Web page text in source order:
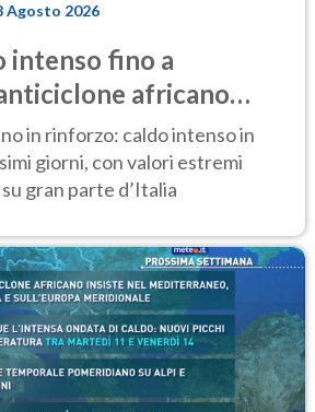
Agosto 2026
intenso fino a
africano
in rinforzo: caldo intenso in
giorni, con valori estremi
gran parte d’Italia